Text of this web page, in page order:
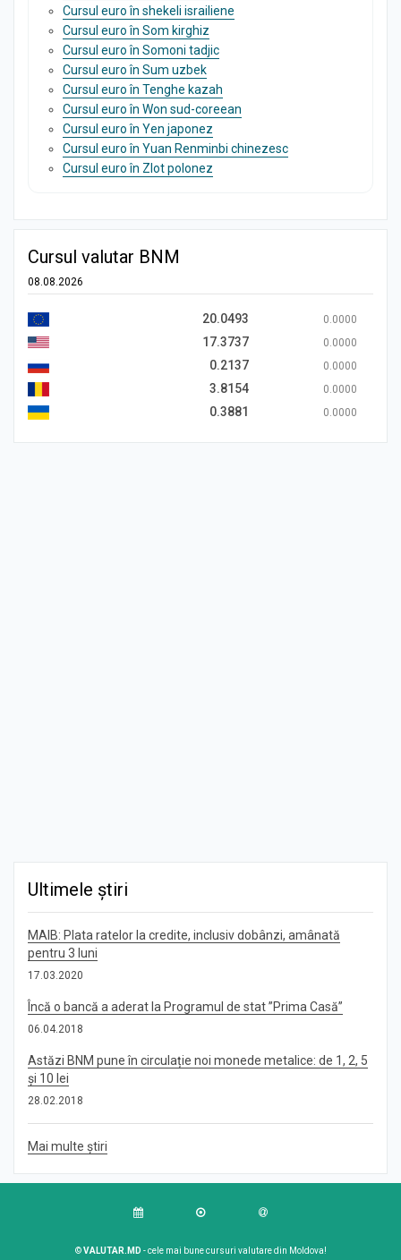
Cursul euro în shekeli israiliene
Cursul euro în Som kirghiz
Cursul euro în Somoni tadjic
Cursul euro în Sum uzbek
Cursul euro în Tenghe kazah
Cursul euro în Won sud-coreean
Cursul euro în Yen japonez
Cursul euro în Yuan Renminbi chinezesc
Cursul euro în Zlot polonez
Cursul valutar BNM
08.08.2026
20.0493 0.0000
17.3737 0.0000
0.2137 0.0000
3.8154 0.0000
0.3881 0.0000
Ultimele știri
MAIB: Plata ratelor la credite, inclusiv dobânzi, amânată
pentru 3 luni
17.03.2020
Încă o bancă a aderat la Programul de stat ”Prima Casă”
06.04.2018
Astăzi BNM pune în circulație noi monede metalice: de 1, 2, 5
și 10 lei
28.02.2018
Mai multe știri
©VALUTAR.MD - cele mai bune cursuri valutare din Moldova!